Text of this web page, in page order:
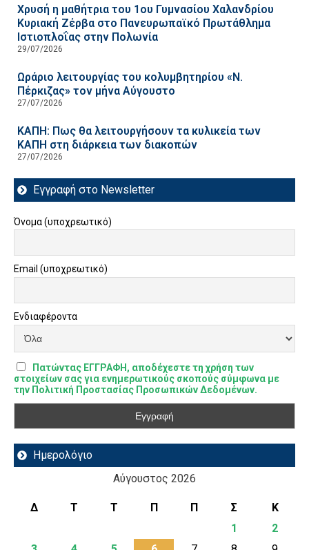
Χρυσή η μαθήτρια του 1ου Γυμνασίου Χαλανδρίου
Κυριακή Ζέρβα στο Πανευρωπαϊκό Πρωτάθλημα
Ιστιοπλοΐας στην Πολωνία
29/07/2026
Ωράριο λειτουργίας του κολυμβητηρίου «Ν.
Πέρκιζας» τον μήνα Αύγουστο
27/07/2026
ΚΑΠΗ: Πως θα λειτουργήσουν τα κυλικεία των
ΚΑΠΗ στη διάρκεια των διακοπών
27/07/2026
Εγγραφή στο Newsletter
Όνομα (υποχρεωτικό)
Email (υποχρεωτικό)
Ενδιαφέροντα
Πατώντας ΕΓΓΡΑΦΗ, αποδέχεστε τη χρήση των
στοιχείων σας για ενημερωτικούς σκοπούς σύμφωνα με
την Πολιτική Προστασίας Προσωπικών Δεδομένων.
Ημερολόγιο
Αύγουστος 2026
Δ Τ Τ Π Π Σ
Κ
1
2